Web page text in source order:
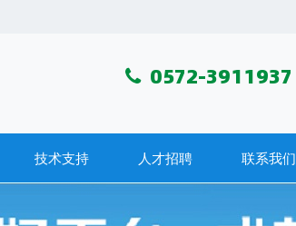
0572-3911937
技术支持 人才招聘 联系我们